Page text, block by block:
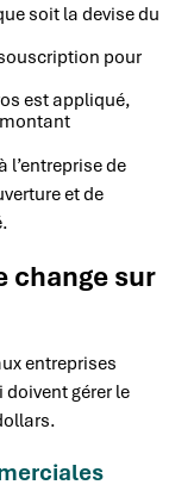
soit la devise du
pour
est appliqué,
l’entreprise de
et de
change sur
entreprises
gérer le